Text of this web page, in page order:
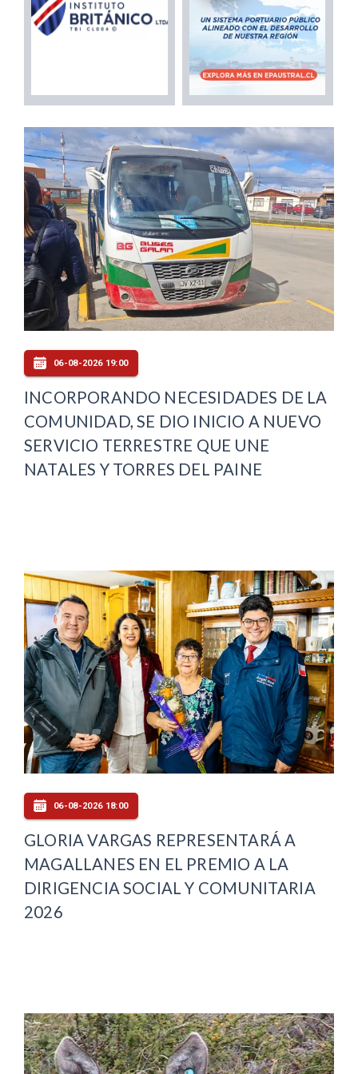
06-08-2026 19:00
INCORPORANDO NECESIDADES DE LA
COMUNIDAD, SE DIO INICIO A NUEVO
SERVICIO TERRESTRE QUE UNE
NATALES Y TORRES DEL PAINE
06-08-2026 18:00
GLORIA VARGAS REPRESENTARÁ A
MAGALLANES EN EL PREMIO A LA
DIRIGENCIA SOCIAL Y COMUNITARIA
2026